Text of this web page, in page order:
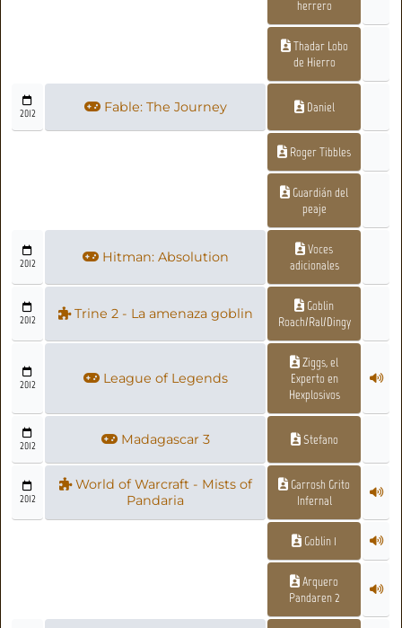
herrero
Thadar Lobo
de Hierro
2012 Fable: The Journey Daniel
Roger Tibbles
Guardián del
peaje
2012 Hitman: Absolution
Voces
adicionales
2012 Trine 2 - La amenaza goblin
Goblin
Roach/Ral/Dingy
2012 League of Legends
Ziggs, el
Experto en
Hexplosivos
2012 Madagascar 3 Stefano
2012
World of Warcraft - Mists of
Pandaria
Garrosh Grito
Infernal
Goblin 1
Arquero
Pandaren 2